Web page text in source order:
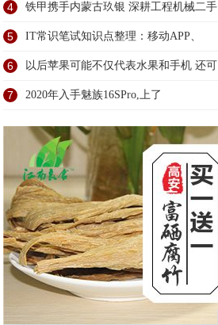
4 铁甲携手内蒙古玖银 深耕工程机械二手
5 IT常识笔试知识点整理：移动APP、
6 以后苹果可能不仅代表水果和手机 还可
7 2020年入手魅族16SPro,上了